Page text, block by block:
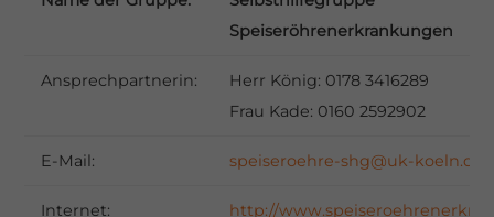
Speiseröhrenerkrankungen
Ansprechpartnerin:
Herr König: 0178 3416289
Frau Kade: 0160 2592902
E-Mail: speiseroehre-shg@uk-koeln.de
Internet: http://